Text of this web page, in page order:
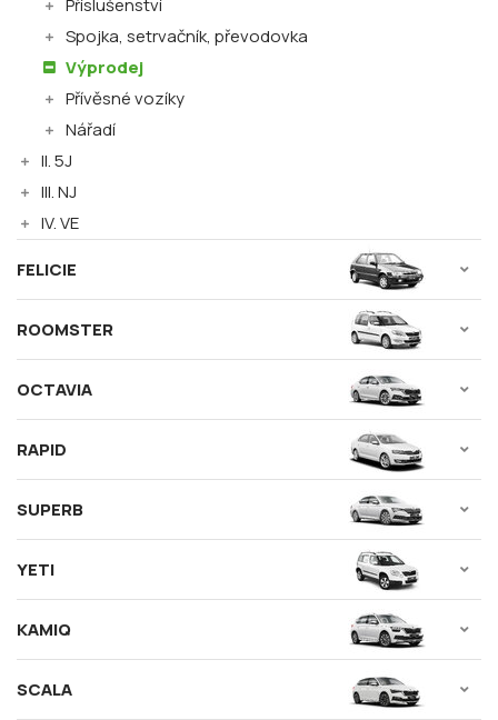
Příslušenství
Spojka, setrvačník, převodovka
Výprodej
Přívěsné vozíky
Nářadí
II. 5J
III. NJ
IV. VE
FELICIE
ROOMSTER
OCTAVIA
RAPID
SUPERB
YETI
KAMIQ
SCALA